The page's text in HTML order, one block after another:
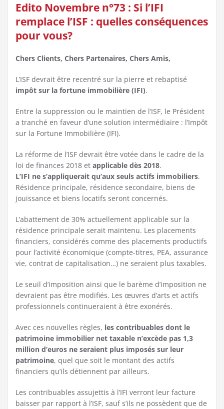
Edito Novembre n°73 : Si l’IFI
remplace l’ISF : quelles conséquences
pour vous?
Chers Clients, Chers Partenaires, Chers Amis,
L’ISF devrait être recentré sur la pierre et rebaptisé
impôt sur la fortune immobilière (IFI).
Entre la suppression ou le maintien de l’ISF, le Président
a tranché en faveur d’une solution intermédiaire : l’Impôt
sur la Fortune Immobilière (IFI).
La réforme de l’ISF devrait être votée dans le cadre de la
loi de finances 2018 et applicable dès 2018.
L’IFI ne s’appliquerait qu’aux seuls actifs immobiliers.
Résidence principale, résidence secondaire, biens de
jouissance et biens locatifs seront concernés.
L’abattement de 30% actuellement applicable sur la
résidence principale serait maintenu. Les placements
financiers, considérés comme des placements productifs
pour l’activité économique (compte-titres, PEA, assurance
vie, contrat de capitalisation…) ne seraient plus taxables.
Le seuil d’imposition ainsi que le barème d’imposition ne
devraient pas être modifiés. Les œuvres d’arts et actifs
professionnels continueraient à être exonérés.
Avec ces nouvelles règles, les contribuables dont le
patrimoine immobilier net taxable n’excède pas 1,3
million d’euros ne seraient plus imposés sur leur
patrimoine, quel que soit le montant des actifs
financiers qu’ils détiennent par ailleurs.
Les contribuables assujettis à l’IFI verront leur facture
baisser par rapport à l’ISF, sauf s’ils ne possèdent que de